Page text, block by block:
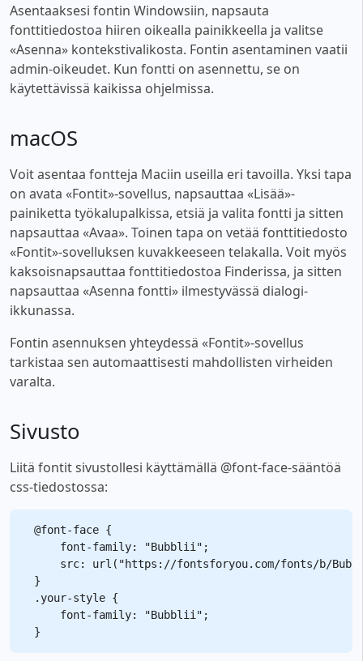
Asentaaksesi fontin Windowsiin, napsauta
fonttitiedostoa hiiren oikealla painikkeella ja valitse
«Asenna» kontekstivalikosta. Fontin asentaminen vaatii
admin-oikeudet. Kun fontti on asennettu, se on
käytettävissä kaikissa ohjelmissa.
macOS
Voit asentaa fontteja Maciin useilla eri tavoilla. Yksi tapa
on avata «Fontit»-sovellus, napsauttaa «Lisää»-
painiketta työkalupalkissa, etsiä ja valita fontti ja sitten
napsauttaa «Avaa». Toinen tapa on vetää fonttitiedosto
«Fontit»-sovelluksen kuvakkeeseen telakalla. Voit myös
kaksoisnapsauttaa fonttitiedostoa Finderissa, ja sitten
napsauttaa «Asenna fontti» ilmestyvässä dialogi-
ikkunassa.
Fontin asennuksen yhteydessä «Fontit»-sovellus
tarkistaa sen automaattisesti mahdollisten virheiden
varalta.
Sivusto
Liitä fontit sivustollesi käyttämällä @font-face-sääntöä
css-tiedostossa:
@font-face {
    font-family: "Bubblii";
src: url("https://fontsforyou.com/fonts/b/
}
.your-style {
    font-family: "Bubblii";